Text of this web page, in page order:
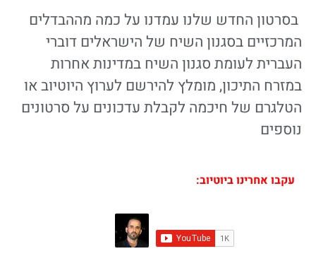
בסרטון החדש שלנו עמדנו על כמה מההבדלים
המרכזיים בסגנון השיח של הישראלים דוברי
העברית לעומת סגנון השיח במדינות אחרות
במזרח התיכון, מומלץ להירשם לערוץ היוטיוב או
הטלגרם של חיכמה לקבלת עדכונים על סרטונים
נוספים
עקבו אחרינו ביוטיוב: